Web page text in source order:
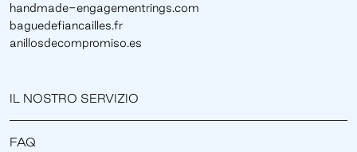
handmade-engagementrings.com
baguedefiancailles.fr
anillosdecompromiso.es
IL NOSTRO SERVIZIO
FAQ